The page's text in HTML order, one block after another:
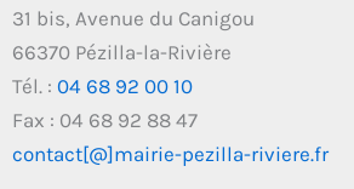
31 bis, Avenue du Canigou
66370 Pézilla-la-Rivière
Tél. : 04 68 92 00 10
Fax : 04 68 92 88 47
contact[@]mairie-pezilla-riviere.fr